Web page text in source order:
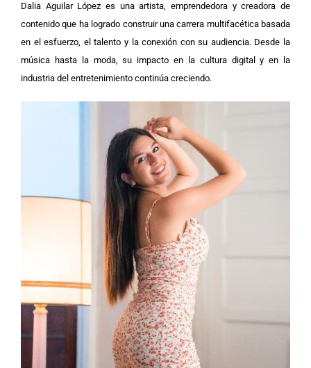
Dalia Aguilar López es una artista, emprendedora y creadora de
contenido que ha logrado construir una carrera multifacética basada
en el esfuerzo, el talento y la conexión con su audiencia. Desde la
música hasta la moda, su impacto en la cultura digital y en la
industria del entretenimiento continúa creciendo.